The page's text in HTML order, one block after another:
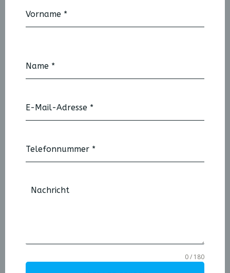
Vorname *
Name *
E-Mail-Adresse *
Telefonnummer *
Nachricht
0 / 180